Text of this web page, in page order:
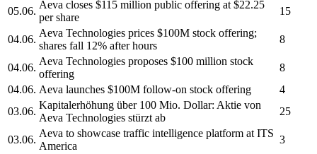
05.06.
Aeva closes $115 million public offering at $22.25
per share
15
04.06.
Aeva Technologies prices $100M stock offering;
shares fall 12% after hours
8
04.06.
Aeva Technologies proposes $100 million stock
offering
8
04.06. Aeva launches $100M follow-on stock offering
4
03.06.
Kapitalerhöhung über 100 Mio. Dollar: Aktie von
Aeva Technologies stürzt ab
25
03.06.
Aeva to showcase traffic intelligence platform at ITS
America
3